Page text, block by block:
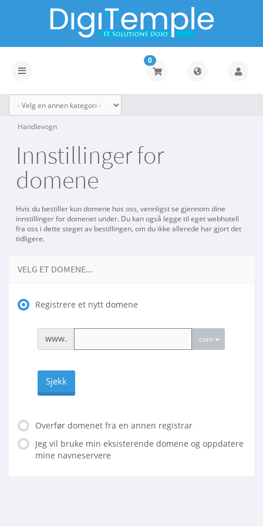
Bytt
0
Handlevogn
Innstillinger for
domene
Hvis du bestiller kun domene hos oss, vennligst se gjennom dine
innstillinger for domenet under. Du kan også legge til eget webhotell
fra oss i dette steget av bestillingen, om du ikke allerede har gjort det
tidligere.
VELG ET DOMENE...
Registrere et nytt domene
www. .com
Sjekk
Overfør domenet fra en annen registrar
Jeg vil bruke min eksisterende domene og oppdatere
mine navneservere